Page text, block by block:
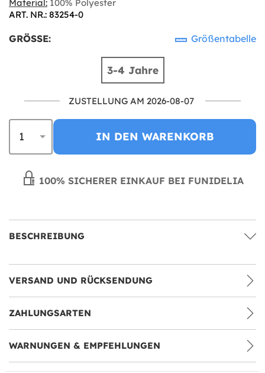
Material: 100% Polyester
ART. NR.: 83254-0
GRÖSSE: Größentabelle
3-4 Jahre
ZUSTELLUNG AM 2026-08-07
IN DEN WARENKORB
100% SICHERER EINKAUF BEI FUNIDELIA
BESCHREIBUNG
VERSAND UND RÜCKSENDUNG
ZAHLUNGSARTEN
WARNUNGEN & EMPFEHLUNGEN